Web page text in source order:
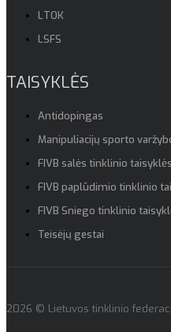
LTOK
LSFS
TAISYKLĖS
Antidopingas
Manipuliacijų sporto
FIVB salės tinklinio taisyklės
FIVB paplūdimio tinklinio
FIVB Sniego tinklinio
Teisėjų gestai
2026 © Lietuvos tinklinio